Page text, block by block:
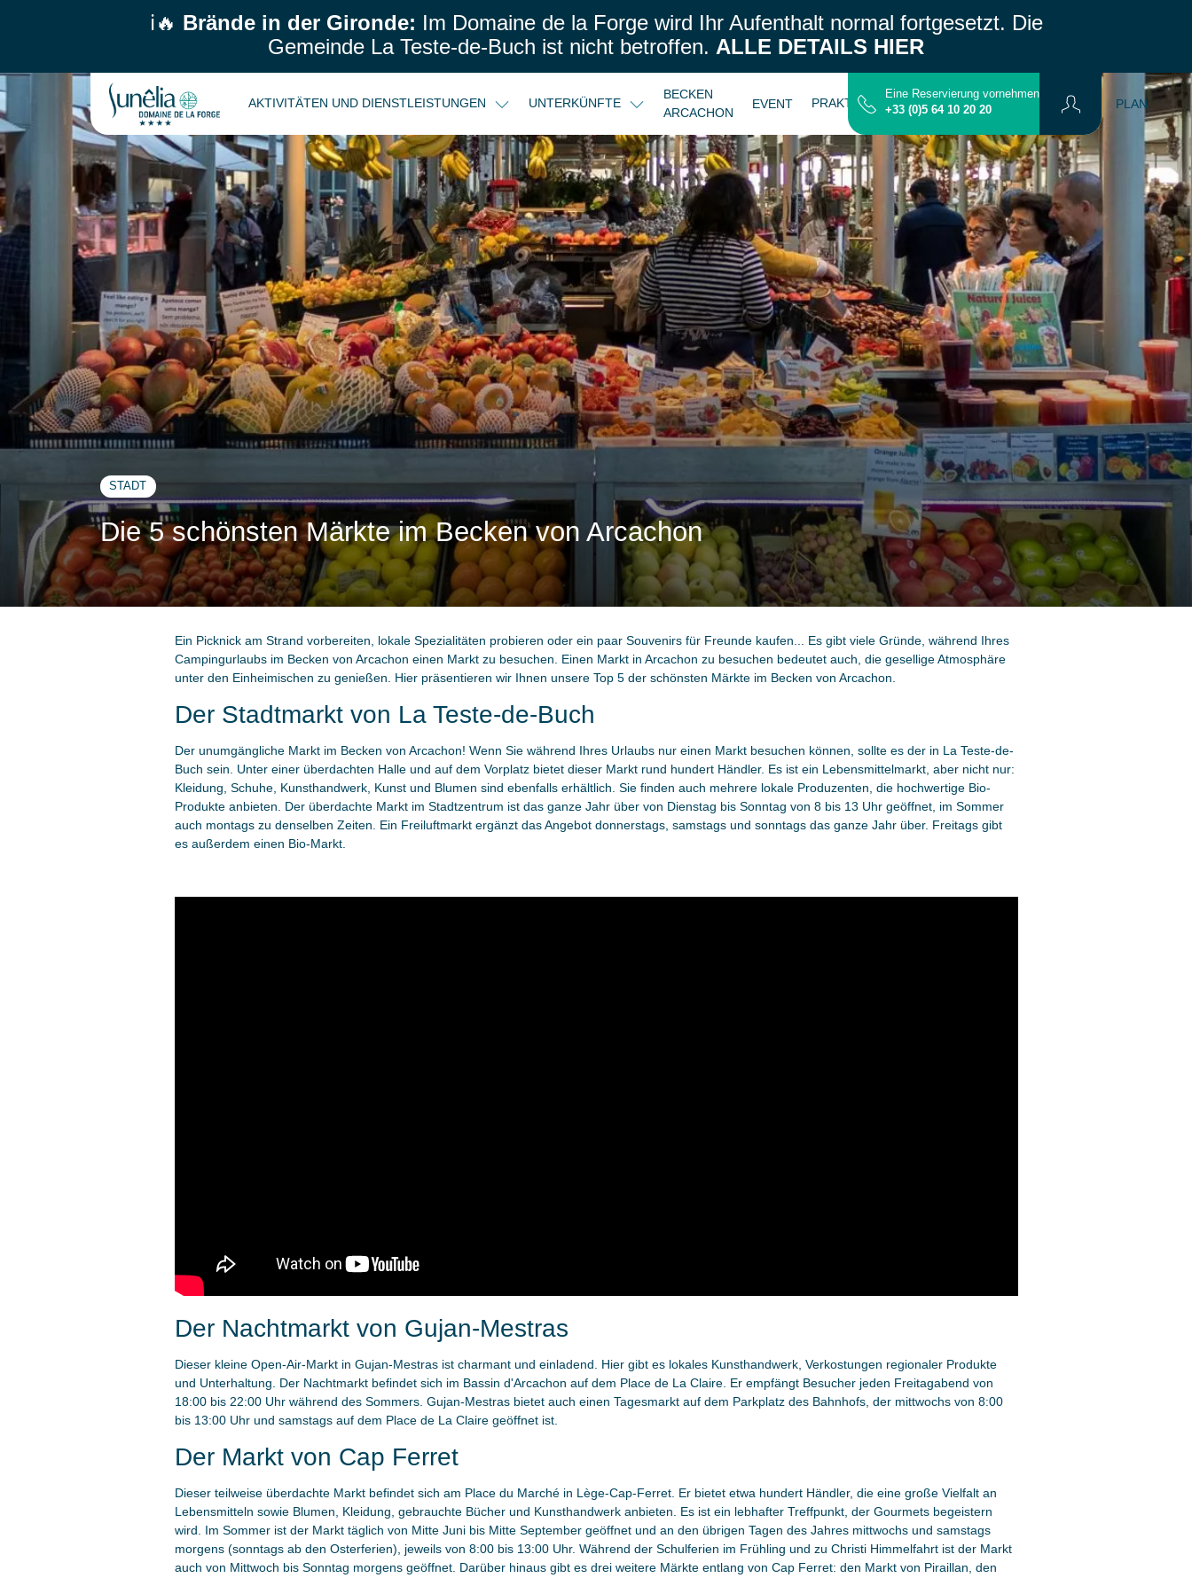
ℹ️🔥 Brände in der Gironde: Im Domaine de la Forge wird Ihr Aufenthalt normal fortgesetzt. Die
Gemeinde La Teste-de-Buch ist nicht betroffen. ALLE DETAILS HIER
AKTIVITÄTEN UND DIENSTLEISTUNGEN UNTERKÜNFTE
BECKEN
ARCACHON
EVENT PRAKTISCHE INFORMATIONEN KONTAKT PLAN
Eine Reservierung vornehmen
+33 (0)5 64 10 20 20
STADT
Die 5 schönsten Märkte im Becken von Arcachon
Ein Picknick am Strand vorbereiten, lokale Spezialitäten probieren oder ein paar Souvenirs für Freunde kaufen... Es gibt viele Gründe, während Ihres
Campingurlaubs im Becken von Arcachon einen Markt zu besuchen. Einen Markt in Arcachon zu besuchen bedeutet auch, die gesellige Atmosphäre
unter den Einheimischen zu genießen. Hier präsentieren wir Ihnen unsere Top 5 der schönsten Märkte im Becken von Arcachon.
Der Stadtmarkt von La Teste-de-Buch
Der unumgängliche Markt im Becken von Arcachon! Wenn Sie während Ihres Urlaubs nur einen Markt besuchen können, sollte es der in La Teste-de-
Buch sein. Unter einer überdachten Halle und auf dem Vorplatz bietet dieser Markt rund hundert Händler. Es ist ein Lebensmittelmarkt, aber nicht nur:
Kleidung, Schuhe, Kunsthandwerk, Kunst und Blumen sind ebenfalls erhältlich. Sie finden auch mehrere lokale Produzenten, die hochwertige Bio-
Produkte anbieten. Der überdachte Markt im Stadtzentrum ist das ganze Jahr über von Dienstag bis Sonntag von 8 bis 13 Uhr geöffnet, im Sommer
auch montags zu denselben Zeiten. Ein Freiluftmarkt ergänzt das Angebot donnerstags, samstags und sonntags das ganze Jahr über. Freitags gibt
es außerdem einen Bio-Markt.
Der Nachtmarkt von Gujan-Mestras
Dieser kleine Open-Air-Markt in Gujan-Mestras ist charmant und einladend. Hier gibt es lokales Kunsthandwerk, Verkostungen regionaler Produkte
und Unterhaltung. Der Nachtmarkt befindet sich im Bassin d'Arcachon auf dem Place de La Claire. Er empfängt Besucher jeden Freitagabend von
18:00 bis 22:00 Uhr während des Sommers. Gujan-Mestras bietet auch einen Tagesmarkt auf dem Parkplatz des Bahnhofs, der mittwochs von 8:00
bis 13:00 Uhr und samstags auf dem Place de La Claire geöffnet ist.
Der Markt von Cap Ferret
Dieser teilweise überdachte Markt befindet sich am Place du Marché in Lège-Cap-Ferret. Er bietet etwa hundert Händler, die eine große Vielfalt an
Lebensmitteln sowie Blumen, Kleidung, gebrauchte Bücher und Kunsthandwerk anbieten. Es ist ein lebhafter Treffpunkt, der Gourmets begeistern
wird. Im Sommer ist der Markt täglich von Mitte Juni bis Mitte September geöffnet und an den übrigen Tagen des Jahres mittwochs und samstags
morgens (sonntags ab den Osterferien), jeweils von 8:00 bis 13:00 Uhr. Während der Schulferien im Frühling und zu Christi Himmelfahrt ist der Markt
auch von Mittwoch bis Sonntag morgens geöffnet. Darüber hinaus gibt es drei weitere Märkte entlang von Cap Ferret: den Markt von Piraillan, den